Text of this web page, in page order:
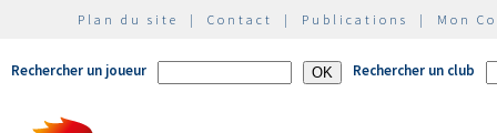
Plan du site | Contact | Publications | Mon
Rechercher un joueur Rechercher un club